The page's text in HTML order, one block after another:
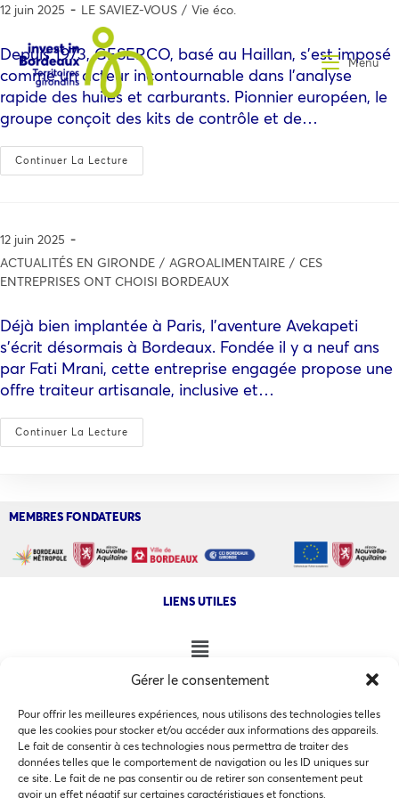
Gérer le consentement
Pour offrir les meilleures expériences, nous utilisons des technologies telles
que les cookies pour stocker et/ou accéder aux informations des appareils.
Le fait de consentir à ces technologies nous permettra de traiter des
données telles que le comportement de navigation ou les ID uniques sur
ce site. Le fait de ne pas consentir ou de retirer son consentement peut
avoir un effet négatif sur certaines caractéristiques et fonctions.
Ce site utilise des cookies pour les statistiques et pour
Menu
12 juin 2025 LE SAVIEZ-VOUS / Vie éco.
Depuis 1973, GESERCO, basé au Haillan, s’est imposé
comme un acteur incontournable dans l’analyse
rapide des huiles et carburants. Pionnier européen, le
groupe conçoit des kits de contrôle et de…
Continuer La Lecture
12 juin 2025
ACTUALITÉS EN GIRONDE / AGROALIMENTAIRE / CES
ENTREPRISES ONT CHOISI BORDEAUX
Déjà bien implantée à Paris, l’aventure Avekapeti
s’écrit désormais à Bordeaux. Fondée il y a neuf ans
par Fati Mrani, cette entreprise engagée propose une
offre traiteur artisanale, inclusive et…
Continuer La Lecture
MEMBRES FONDATEURS
LIENS UTILES
NOS AUTRES SITES